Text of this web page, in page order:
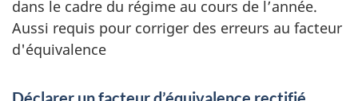
v
i
dans le cadre du régime au cours de l’année.
Aussi requis pour corriger des erreurs au facteur
d'équivalence